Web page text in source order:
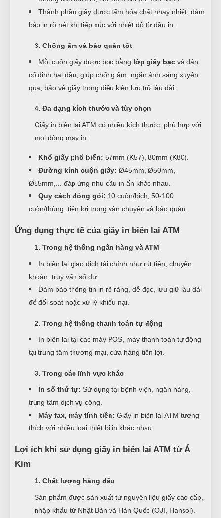
Thành phần giấy được tẩm hóa chất nhạy nhiệt, đảm
bảo in rõ nét khi tiếp xúc với nhiệt độ từ đầu in.
3. Chống ẩm và bảo quản tốt
Mỗi cuộn giấy được bọc bằng lớp giấy bạc và dán
cố định hai đầu, giúp chống ẩm, ngăn ánh sáng xuyên
qua, bảo vệ giấy trong điều kiện lưu trữ lâu dài.
4. Đa dạng kích thước và tùy chọn
Giấy in biên lai ATM có nhiều kích thước, phù hợp với
mọi dòng máy in:
Khổ giấy phổ biến: 57mm (K57), 80mm (K80).
Đường kính cuộn giấy: Ø45mm, Ø50mm,
Ø55mm,... đáp ứng nhu cầu in ấn khác nhau.
Quy cách đóng gói: 10 cuộn/bịch, 50-100
cuộn/thùng, tiện lợi trong vận chuyển và bảo quản.
Ứng dụng thực tế của giấy in biên lai ATM
1. Trong hệ thống ngân hàng và ATM
In biên lai giao dịch tài chính như rút tiền, chuyển
khoản, truy vấn số dư.
Đảm bảo thông tin in rõ ràng, dễ đọc, lưu giữ lâu dài
để đối soát hoặc xử lý khiếu nại.
2. Trong hệ thống thanh toán tự động
In biên lai tại các máy POS, máy thanh toán tự động
tại trung tâm thương mại, cửa hàng tiện lợi.
3. Trong các lĩnh vực khác
In số thứ tự: Sử dụng tại bệnh viện, ngân hàng,
trung tâm dịch vụ công.
Máy fax, máy tính tiền: Giấy in biên lai ATM tương
thích với nhiều loại thiết bị in khác nhau.
Lợi ích khi sử dụng giấy in biên lai ATM từ Á
Kim
1. Chất lượng hàng đầu
Sản phẩm được sản xuất từ nguyên liệu giấy cao cấp,
nhập khẩu từ Nhật Bản và Hàn Quốc (OJI, Hansol).